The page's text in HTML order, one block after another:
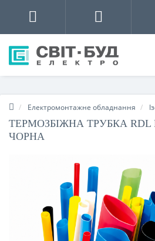
Електромонтажне обладнання
ТЕРМОЗБІЖНА ТРУБКА RDL
ЧОРНА